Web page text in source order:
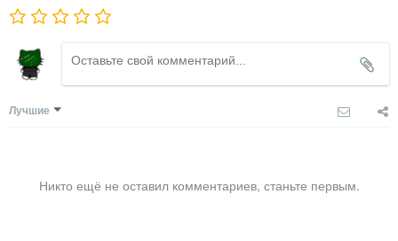
Лучшие
Никто ещё не оставил комментариев, станьте первым.